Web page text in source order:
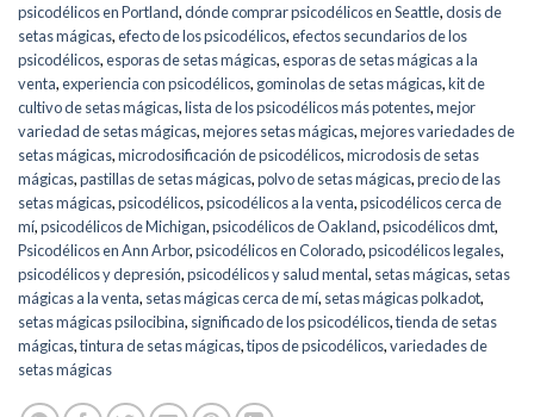
psicodélicos en Portland,dónde comprar psicodélicos en Seattle,dosis de
setas mágicas,efecto de los psicodélicos,efectos secundarios de los
psicodélicos,esporas de setas mágicas,esporas de setas mágicas a la
venta,experiencia con psicodélicos, gominolas de setas mágicas,kit de
cultivo de setas mágicas,lista de los psicodélicos más potentes,mejor
variedad de setas mágicas,mejores setas mágicas,mejores variedades de
setas mágicas,microdosificación de psicodélicos,microdosis de setas
mágicas,pastillas de setas mágicas,polvo de setas mágicas,precio de las
setas mágicas,psicodélicos,psicodélicos a la venta,psicodélicos cerca de
mí,psicodélicos de Michigan,psicodélicos de Oakland,psicodélicos dmt,
Psicodélicos en Ann Arbor,psicodélicos en Colorado,psicodélicos legales,
psicodélicos y depresión,psicodélicos y salud mental, setas mágicas, setas
mágicas a la venta, setas mágicas cerca de mí, setas mágicas polkadot,
setas mágicas psilocibina, significado de los psicodélicos,tienda de setas
mágicas,tintura de setas mágicas,tipos de psicodélicos,variedades de
setas mágicas